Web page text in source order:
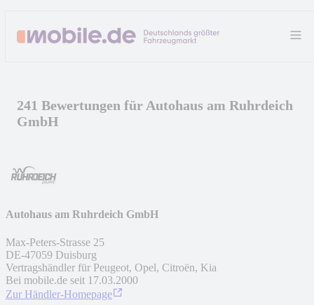
241 Bewertungen für Autohaus am Ruhrdeich
GmbH
Autohaus am Ruhrdeich GmbH
Max-Peters-Strasse 25
DE-47059 Duisburg
Vertragshändler für Peugeot, Opel, Citroën, Kia
Bei mobile.de seit 17.03.2000
Zur Händler-Homepage